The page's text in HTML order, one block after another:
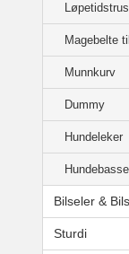
Magebelte
Munnkurv
Dummy
Hundeleker
Bilseler &
Sturdi